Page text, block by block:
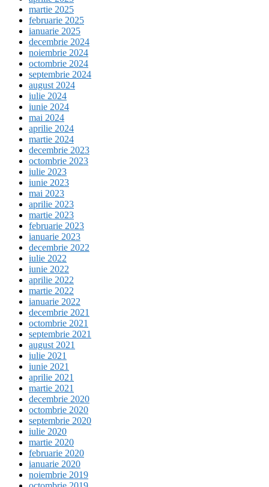
martie 2025
februarie 2025
ianuarie 2025
decembrie 2024
noiembrie 2024
octombrie 2024
septembrie 2024
august 2024
iulie 2024
iunie 2024
mai 2024
aprilie 2024
martie 2024
decembrie 2023
octombrie 2023
iulie 2023
iunie 2023
mai 2023
aprilie 2023
martie 2023
februarie 2023
ianuarie 2023
decembrie 2022
iulie 2022
iunie 2022
aprilie 2022
martie 2022
ianuarie 2022
decembrie 2021
octombrie 2021
septembrie 2021
august 2021
iulie 2021
iunie 2021
aprilie 2021
martie 2021
decembrie 2020
octombrie 2020
septembrie 2020
iulie 2020
martie 2020
februarie 2020
ianuarie 2020
noiembrie 2019